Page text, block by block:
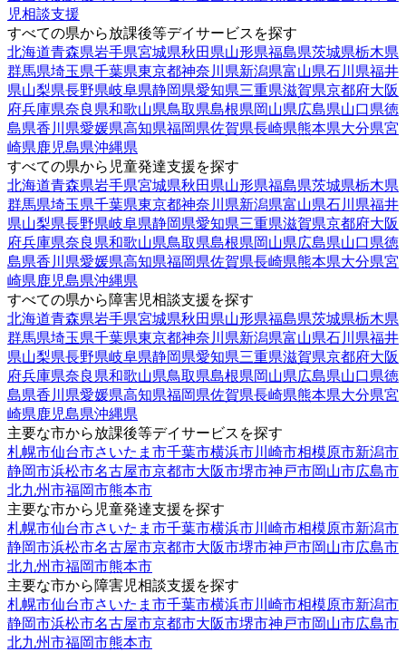
児相談支援
すべての県から放課後等デイサービスを探す
北海道青森県岩手県宮城県秋田県山形県福島県茨城県栃木県
群馬県埼玉県千葉県東京都神奈川県新潟県富山県石川県福井
県山梨県長野県岐阜県静岡県愛知県三重県滋賀県京都府大阪
府兵庫県奈良県和歌山県鳥取県島根県岡山県広島県山口県徳
島県香川県愛媛県高知県福岡県佐賀県長崎県熊本県大分県宮
崎県鹿児島県沖縄県
すべての県から児童発達支援を探す
北海道青森県岩手県宮城県秋田県山形県福島県茨城県栃木県
群馬県埼玉県千葉県東京都神奈川県新潟県富山県石川県福井
県山梨県長野県岐阜県静岡県愛知県三重県滋賀県京都府大阪
府兵庫県奈良県和歌山県鳥取県島根県岡山県広島県山口県徳
島県香川県愛媛県高知県福岡県佐賀県長崎県熊本県大分県宮
崎県鹿児島県沖縄県
すべての県から障害児相談支援を探す
北海道青森県岩手県宮城県秋田県山形県福島県茨城県栃木県
群馬県埼玉県千葉県東京都神奈川県新潟県富山県石川県福井
県山梨県長野県岐阜県静岡県愛知県三重県滋賀県京都府大阪
府兵庫県奈良県和歌山県鳥取県島根県岡山県広島県山口県徳
島県香川県愛媛県高知県福岡県佐賀県長崎県熊本県大分県宮
崎県鹿児島県沖縄県
主要な市から放課後等デイサービスを探す
札幌市仙台市さいたま市千葉市横浜市川崎市相模原市新潟市
静岡市浜松市名古屋市京都市大阪市堺市神戸市岡山市広島市
北九州市福岡市熊本市
主要な市から児童発達支援を探す
札幌市仙台市さいたま市千葉市横浜市川崎市相模原市新潟市
静岡市浜松市名古屋市京都市大阪市堺市神戸市岡山市広島市
北九州市福岡市熊本市
主要な市から障害児相談支援を探す
札幌市仙台市さいたま市千葉市横浜市川崎市相模原市新潟市
静岡市浜松市名古屋市京都市大阪市堺市神戸市岡山市広島市
北九州市福岡市熊本市